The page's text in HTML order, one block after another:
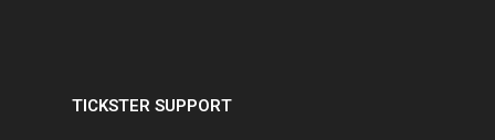
TICKSTER SUPPORT